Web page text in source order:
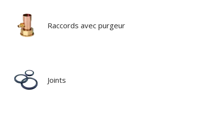
Raccords avec purgeur
Joints